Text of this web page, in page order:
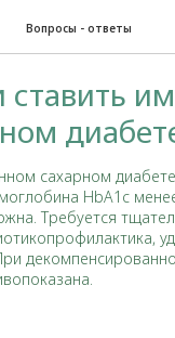
Вопросы - ответы
сахарном
HbA1c
Требуется